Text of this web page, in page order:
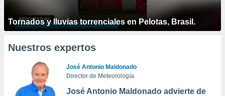
Tornados y lluvias torrenciales en Pelotas, Brasil.
Nuestros expertos
José Antonio Maldonado
Director de Meteorología
José Antonio Maldonado advierte de